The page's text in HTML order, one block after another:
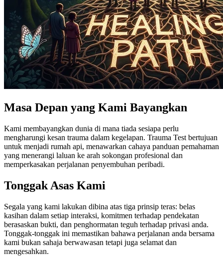
Masa Depan yang Kami Bayangkan
Kami membayangkan dunia di mana tiada sesiapa perlu
mengharungi kesan trauma dalam kegelapan. Trauma Test bertujuan
untuk menjadi rumah api, menawarkan cahaya panduan pemahaman
yang menerangi laluan ke arah sokongan profesional dan
memperkasakan perjalanan penyembuhan peribadi.
Tonggak Asas Kami
Segala yang kami lakukan dibina atas tiga prinsip teras: belas
kasihan dalam setiap interaksi, komitmen terhadap pendekatan
berasaskan bukti, dan penghormatan teguh terhadap privasi anda.
Tonggak-tonggak ini memastikan bahawa perjalanan anda bersama
kami bukan sahaja berwawasan tetapi juga selamat dan
mengesahkan.